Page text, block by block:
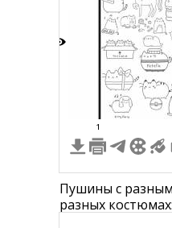
1
Пушины с
разных